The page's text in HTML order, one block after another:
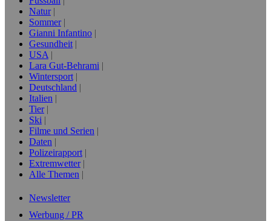
Natur
Sommer
Gianni Infantino
Gesundheit
USA
Lara Gut-Behrami
Wintersport
Deutschland
Italien
Tier
Ski
Filme und Serien
Daten
Polizeirapport
Extremwetter
Alle Themen
Newsletter
Werbung / PR